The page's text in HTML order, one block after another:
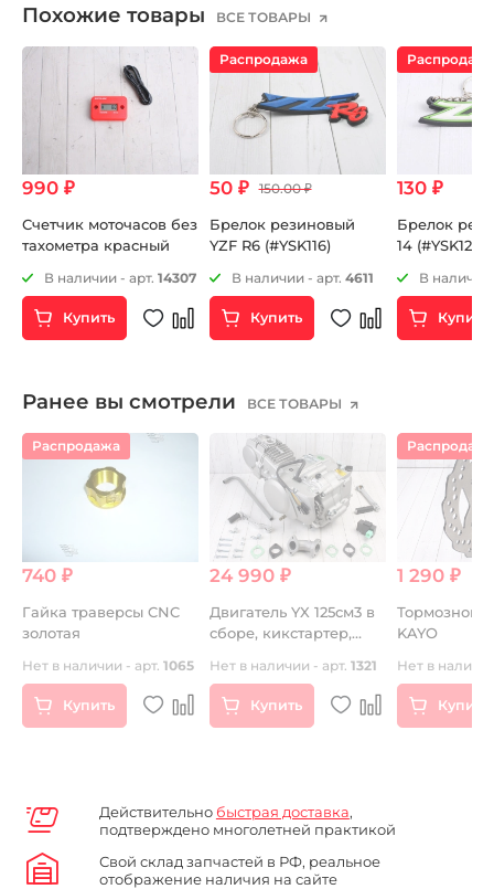
Похожие товары ВСЕ ТОВАРЫ
990 ₽
Счетчик моточасов без
тахометра красный
В наличии - арт. 14307
Купить
Распродажа
50 ₽ 150.00 ₽
Брелок резиновый
YZF R6 (#YSK116)
В наличии - арт. 4611
Купить
Распродажа
130 ₽
Брелок
14 (#YSK120)
В наличии
Купить
Ранее вы смотрели ВСЕ ТОВАРЫ
Распродажа
740 ₽
Гайка траверсы CNC
золотая
Нет в наличии - арт. 1065
Купить
24 990 ₽
Двигатель YX 125см3 в
сборе, кикстартер,
передаче
Нет в наличии - арт. 1321
Купить
Распродажа
1 290 ₽
Тормозной
KAYO
Нет в
Купить
Действительно быстрая доставка,
подтверждено многолетней практикой
Свой склад запчастей в РФ, реальное
отображение наличия на сайте